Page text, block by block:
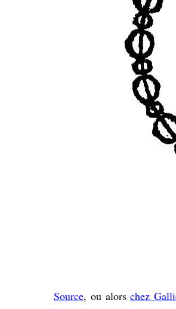
Source, ou alorschez